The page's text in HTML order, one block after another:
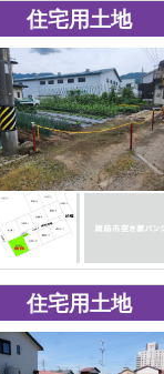
住宅用土地
住宅用土地